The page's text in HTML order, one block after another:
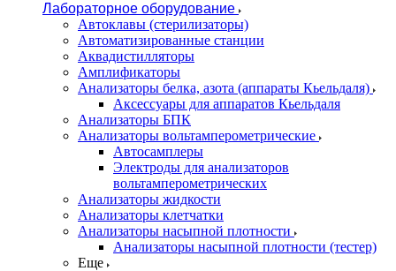
Лабораторное оборудование
Автоклавы (стерилизаторы)
Автоматизированные станции
Аквадистилляторы
Амплификаторы
Анализаторы белка, азота (аппараты Кьельдаля)
Аксессуары для аппаратов Кьельдаля
Анализаторы БПК
Анализаторы вольтамперометрические
Автосамплеры
Электроды для анализаторов
вольтамперометрических
Анализаторы жидкости
Анализаторы клетчатки
Анализаторы насыпной плотности
Анализаторы насыпной плотности (тестер)
Еще